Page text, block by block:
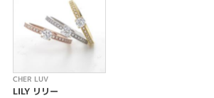
CHER LUV
LILY リリー